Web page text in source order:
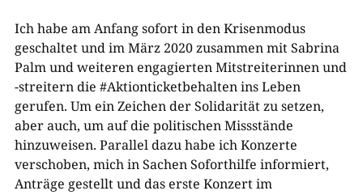
Ich habe am Anfang sofort in den Krisenmodus
geschaltet und im März 2020 zusammen mit Sabrina
Palm und weiteren engagierten Mitstreiterinnen und
-streitern die #Aktionticketbehalten ins Leben
gerufen. Um ein Zeichen der Solidarität zu setzen,
aber auch, um auf die politischen Missstände
hinzuweisen. Parallel dazu habe ich Konzerte
verschoben, mich in Sachen Soforthilfe informiert,
Anträge gestellt und das erste Konzert im